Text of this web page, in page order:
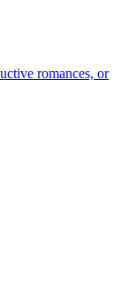
romances, or